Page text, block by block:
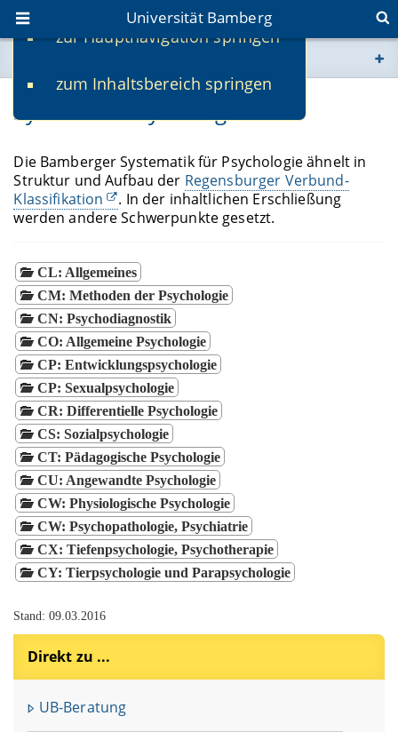
zur Hauptnavigation springen
zum Inhaltsbereich springen
Universität Bamberg
www.uni-bamberg.de
fis.uni-bamberg.de
Direkt zu ...
UB-Beratung
Systematik Psychologie
Die Bamberger Systematik für Psychologie ähnelt in
Struktur und Aufbau der Regensburger Verbund-
Klassifikation
. In der inhaltlichen Erschließung
werden andere Schwerpunkte gesetzt.